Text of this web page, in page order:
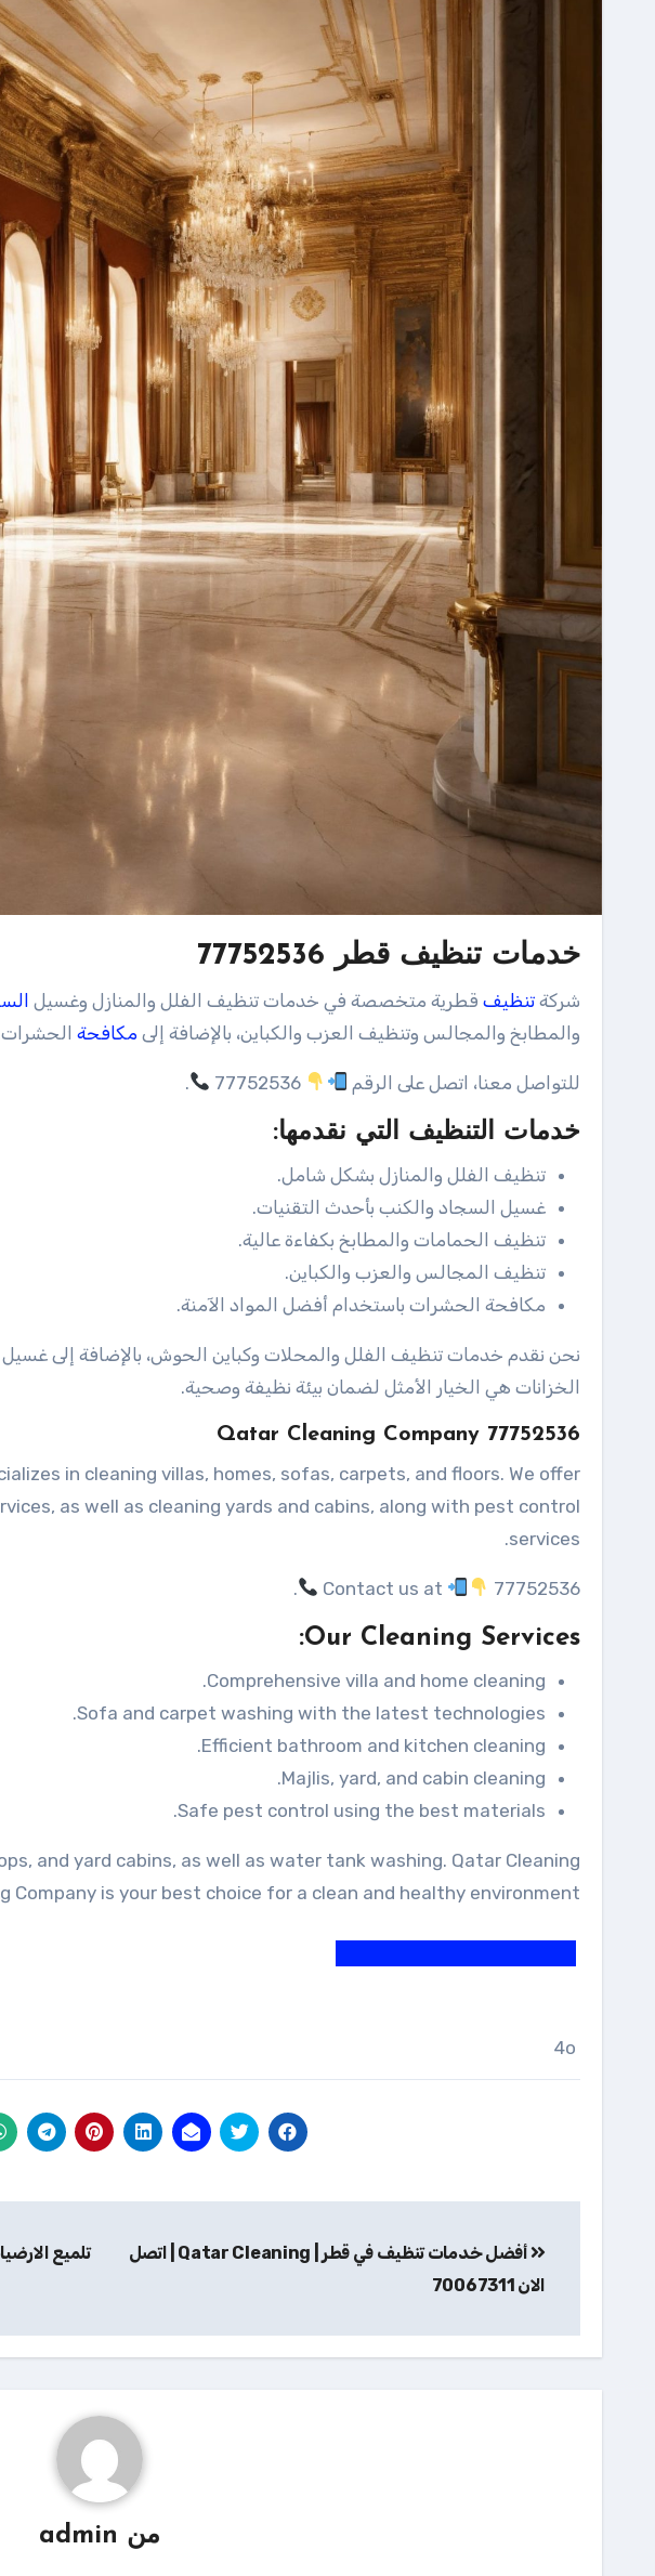
خدمات تنظيف قطر 77752536
شركة تنظيف قطرية متخصصة في خدمات تنظيف الفلل والمنازل وغسيل
والمطابخ والمجالس وتنظيف العزب والكباين، بالإضافة إلى مكافحة
للتواصل معنا، اتصل على الرقم .
خدمات التنظيف التي نقدمها:
تنظيف الفلل والمنازل بشكل شامل.
غسيل السجاد والكنب بأحدث التقنيات.
تنظيف الحمامات والمطابخ بكفاءة عالية.
تنظيف المجالس والعزب والكباين.
مكافحة الحشرات باستخدام أفضل المواد الآمنة.
نحن نقدم خدمات تنظيف الفلل والمحلات وكباين الحوش، بالإضافة إلى
الخزانات هي الخيار الأمثل لضمان بيئة نظيفة وصحية.
Qatar Cleaning Company 77752536
in cleaning villas, homes, sofas, carpets, and floors. We offer
as well as cleaning yards and cabins, along with pest control
services.
Contact us at 77752536
.
Our Cleaning Services:
Comprehensive villa and home cleaning.
Sofa and carpet washing with the latest technologies.
Efficient bathroom and kitchen cleaning.
Majlis, yard, and cabin cleaning.
Safe pest control using the best materials.
and yard cabins, as well as water tank washing. Qatar Cleaning
Company is your best choice for a clean and healthy environment.
4o
المقالات
أفضل خدمات تنظيف في قطر | Qatar Cleaning | اتصل
الان 70067311
تلميع
من admin